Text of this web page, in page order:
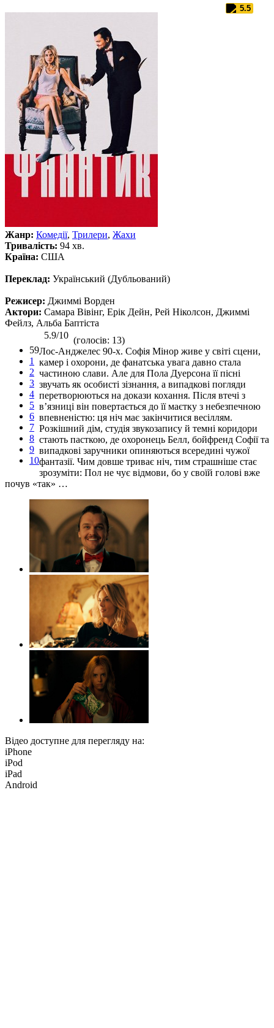
5.5
Жанр: Комедії, Трилери, Жахи
Тривалість: 94 хв.
Країна: США
Переклад: Український (Дубльований)
Режисер: Джиммі Ворден
Актори: Самара Вівінг, Ерік Дейн, Рей Ніколсон, Джиммі
Фейлз, Альба Баптіста
59
1
2
3
4
5
6
7
8
9
10
5.9/10 (голосів: 13)
Лос-Анджелес 90-х. Софія Мінор живе у світі сцени,
камер і охорони, де фанатська увага давно стала
частиною слави. Але для Пола Дуерсона її пісні
звучать як особисті зізнання, а випадкові погляди
перетворюються на докази кохання. Після втечі з
в’язниці він повертається до її маєтку з небезпечною
впевненістю: ця ніч має закінчитися весіллям.
Розкішний дім, студія звукозапису й темні коридори
стають пасткою, де охоронець Белл, бойфренд Софії та
випадкові заручники опиняються всередині чужої
фантазії. Чим довше триває ніч, тим страшніше стає
зрозуміти: Пол не чує відмови, бо у своїй голові вже
почув «так» …
Відео доступне для перегляду на:
iPhone
iPod
iPad
Android